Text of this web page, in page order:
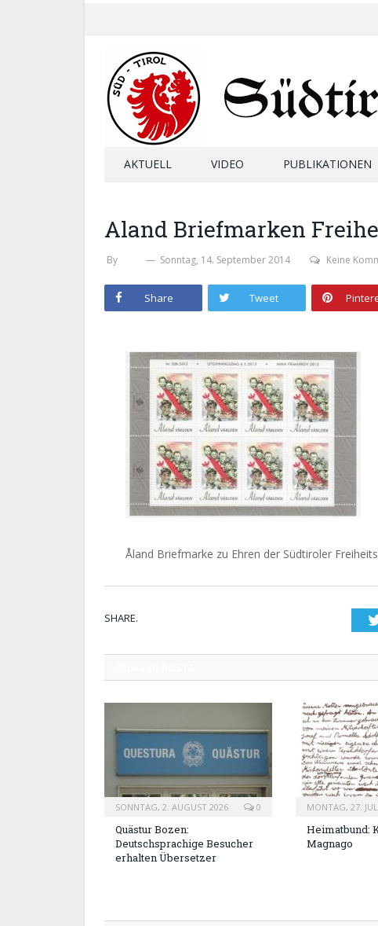
AKTUELL VIDEO PUBLIKATIONEN
Aland Briefmarken
By Sonntag, 14. September 2014 Keine
Share Tweet
Åland Briefmarke zu Ehren der Südtiroler
SHARE.
SONNTAG, 2. AUGUST 2026 0
Quästur Bozen:
Deutschsprachige Besucher
erhalten Übersetzer
MONTAG, 27.
Heimatbund:
Magnago